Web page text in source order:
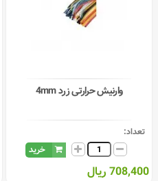
وارنیش حرارتی زرد 4mm
تعداد:
خرید
708,400 ریال